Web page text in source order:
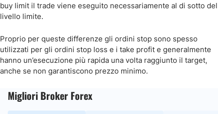
buy limit il trade viene eseguito necessariamente al di sotto del
livello limite.
Proprio per queste differenze gli ordini stop sono spesso
utilizzati per gli ordini stop loss e i take profit e generalmente
hanno un’esecuzione più rapida una volta raggiunto il target,
anche se non garantiscono prezzo minimo.
Migliori Broker Forex